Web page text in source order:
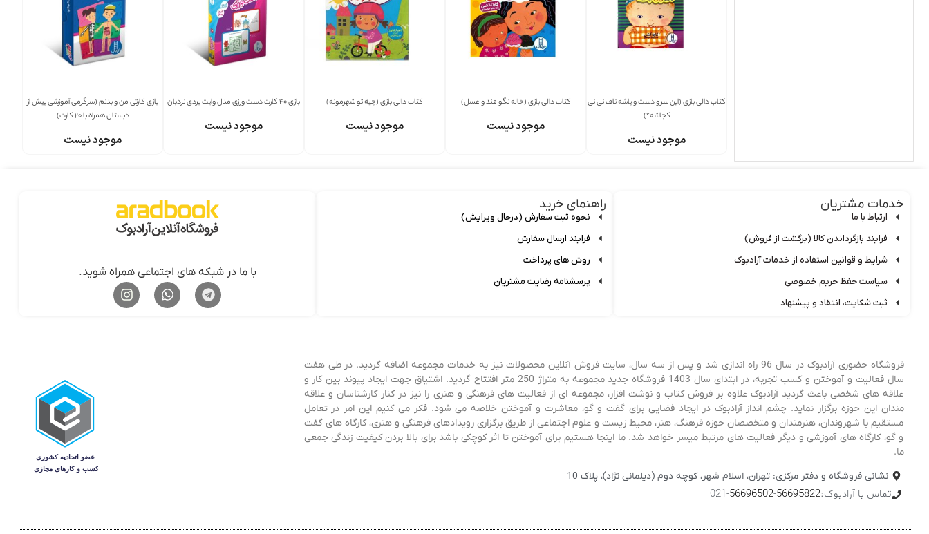
کتاب دالی بازی (این سر و دست و پاشه ناف نی نی
کجاشه؟)
موجود نیست
کتاب دالی بازی (خاله نگو قند و عسل)
موجود نیست
کتاب دالی بازی (چیه تو شهرمونه)
موجود نیست
بازی 40 کارت دست ورزی مدل وایت بردی نردبان
موجود نیست
بازی کارتی من و بدنم (سرگرمی آموزشی پیش از
دبستان همراه با 20 کارت)
موجود نیست
خدمات مشتریان
ارتباط با ما
فرایند بازگرداندن کالا (برگشت از فروش)
شرایط و قوانین استفاده از خدمات آرادبوک
سیاست حفظ حریم خصوصی
ثبت شکایت، انتقاد و پیشنهاد
راهنمای خرید
نحوه ثبت سفارش (درحال ویرایش)
فرایند ارسال سفارش
روش های پرداخت
پرسشنامه رضایت مشتریان
با ما در شبکه های اجتماعی همراه شوید.
فروشگاه حضوری آرادبوک در سال 96 راه اندازی شد و پس از سه سال، سایت فروش آنلاین محصولات نیز به خدمات مجموعه اضافه گردید. در طی هفت
سال فعالیت و آموختن و کسب تجربه، در ابتدای سال 1403 فروشگاه جدید مجموعه به متراژ 250 متر افتتاح گردید. اشتیاق جهت ایجاد پیوند بین کار و
علاقه های شخصی باعث گردید آرادبوک علاوه بر فروش کتاب و نوشت افزار، مجموعه ای از فعالیت های فرهنگی و هنری را نیز در کنار کارشناسان و علاقه
مندان این حوزه برگزار نماید. چشم انداز آرادبوک در ایجاد فضایی برای گفت و گو، معاشرت و آموختن خلاصه می شود. فکر می کنیم این امر در تعامل
مستقیم با شهروندان، هنرمندان و متخصصان حوزه فرهنگ، هنر، محیط زیست و علوم اجتماعی از طریق برگزاری رویدادهای فرهنگی و هنری، کارگاه های گفت
و گو، کارگاه های آموزشی و دیگر فعالیت های مرتبط میسر خواهد شد. ما اینجا هستیم برای آموختن تا اثر کوچکی باشد برای بالا بردن کیفیت زندگی جمعی
ما.
نشانی فروشگاه و دفتر مرکزی: تهران، اسلام شهر، کوچه دوم (دیلمانی نژاد)، پلاک 10
تماس با آرادبوک:56695822
-
56696502
-021